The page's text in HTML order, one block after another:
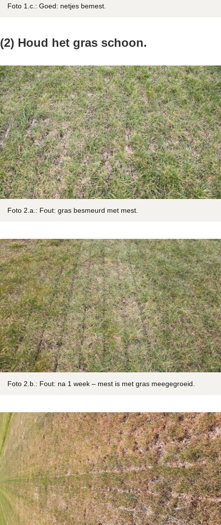
Foto 1.c.: Goed: netjes bemest.
(2) Houd het gras schoon.
Foto 2.a.: Fout: gras besmeurd met mest.
Foto 2.b.: Fout: na 1 week – mest is met gras meegegroeid.